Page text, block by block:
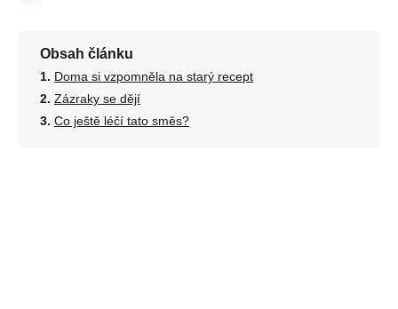
Obsah článku
Doma si vzpomněla na starý recept
Zázraky se dějí
Co ještě léčí tato směs?